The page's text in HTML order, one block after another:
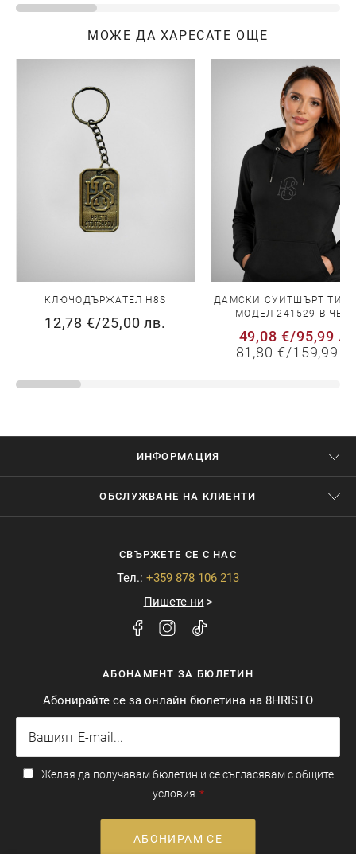
МОЖЕ ДА ХАРЕСАТЕ ОЩЕ
КЛЮЧОДЪРЖАТЕЛ H8S
12,78 €/25,00 лв.
ДАМСКИ СУИТШЪРТ ТИП
МОДЕЛ 241529 В
49,08 €/95,99
81,80 €/159,99
ИНФОРМАЦИЯ
ОБСЛУЖВАНЕ НА КЛИЕНТИ
СВЪРЖЕТЕ СЕ С НАС
Тел.: +359 878 106 213
Пишете ни
АБОНАМЕНТ ЗА БЮЛЕТИН
Абонирайте се за онлайн бюлетина на 8HRISTO
Желая да получавам бюлетин и се съгласявам с общите
условия.
АБОНИРАМ СЕ